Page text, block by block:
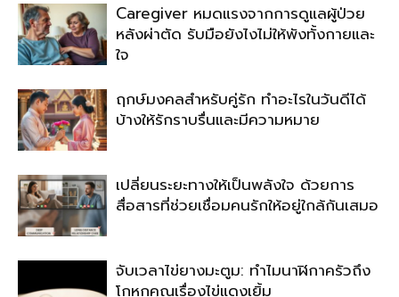
Caregiver หมดแรงจากการดูแลผู้ป่วย
หลังผ่าตัด รับมือยังไงไม่ให้พังทั้งกายและ
ใจ
ฤกษ์มงคลสำหรับคู่รัก ทำอะไรในวันดีได้
บ้างให้รักราบรื่นและมีความหมาย
เปลี่ยนระยะทางให้เป็นพลังใจ ด้วยการ
สื่อสารที่ช่วยเชื่อมคนรักให้อยู่ใกล้กันเสมอ
จับเวลาไข่ยางมะตูม: ทำไมนาฬิกาครัวถึง
โกหกคุณเรื่องไข่แดงเยิ้ม